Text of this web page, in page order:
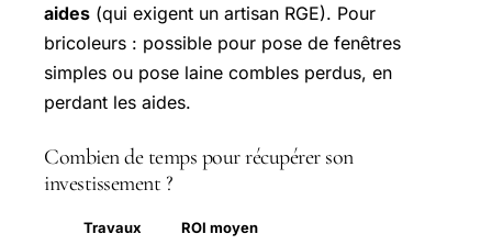
aides (qui exigent un artisan RGE). Pour
bricoleurs : possible pour pose de fenêtres
simples ou pose laine combles perdus, en
perdant les aides.
Combien de temps pour récupérer son
investissement ?
Travaux
ROI moyen